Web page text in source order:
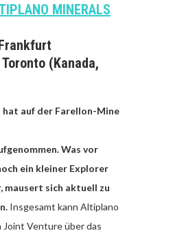
MINERALS
(Kanada,
auf der Farellon-Mine
Was vor
ein kleiner Explorer
mausert sich aktuell zu
Insgesamt kann Altiplano
Joint Venture über das